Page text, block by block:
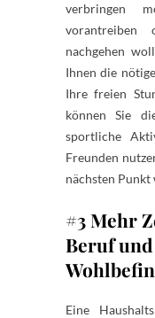
verbringen
vorantreiben
nachgehen
Ihnen die
Ihre freien
können Sie
sportliche
Freunden
nächsten Punkt
#3 Mehr
Beruf
Eine